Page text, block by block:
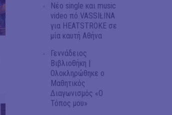
Νέο single και music
video πό VASSIŁINA
για HEATSTROKE σε
μία καυτή Αθήνα
Γεννάδειος
Βιβλιοθήκη |
Ολοκληρώθηκε ο
Μαθητικός
Διαγωνισμός «Ο
Τόπος μου»